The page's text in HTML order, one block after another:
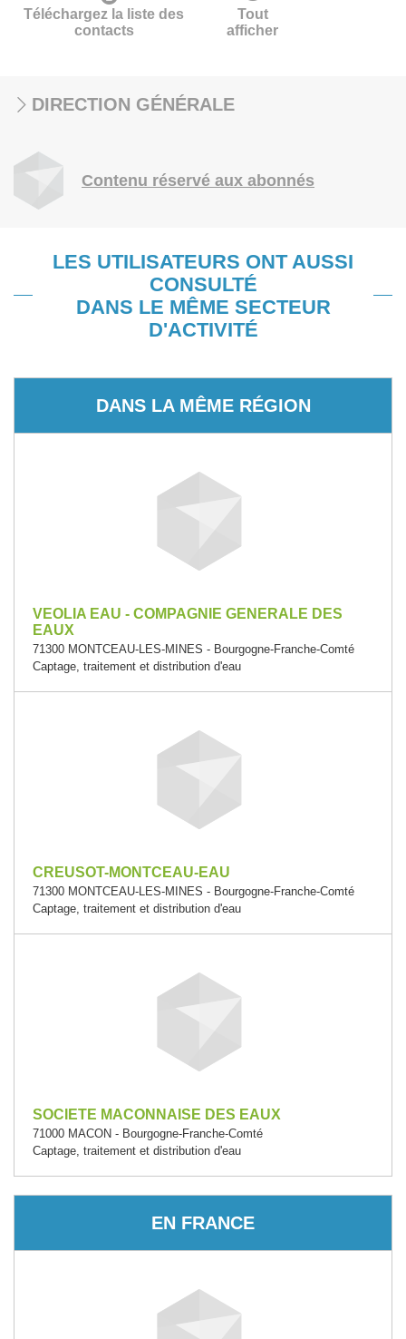
Téléchargez la liste des
contacts
Tout
afficher
DIRECTION GÉNÉRALE
Contenu réservé aux abonnés
LES UTILISATEURS ONT AUSSI
CONSULTÉ
DANS LE MÊME SECTEUR
D'ACTIVITÉ
DANS LA MÊME RÉGION
VEOLIA EAU - COMPAGNIE GENERALE DES
EAUX
71300 MONTCEAU-LES-MINES - Bourgogne-Franche-Comté
Captage, traitement et distribution d'eau
CREUSOT-MONTCEAU-EAU
71300 MONTCEAU-LES-MINES - Bourgogne-Franche-Comté
Captage, traitement et distribution d'eau
SOCIETE MACONNAISE DES EAUX
71000 MACON - Bourgogne-Franche-Comté
Captage, traitement et distribution d'eau
EN FRANCE